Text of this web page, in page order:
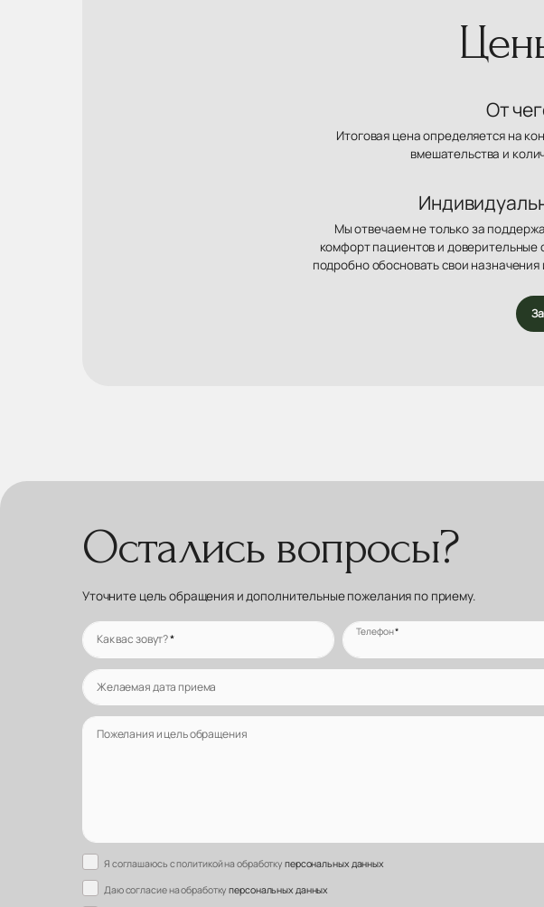
От
Итоговая цена определяется на
вмешательства и
Мы отвечаем не только за
комфорт пациентов и доверительные
подробно обосновать свои
Остались вопросы?
Уточните цель обращения и дополнительные пожелания по приему.
Как вас зовут?* Телефон*
Желаемая дата приема
Пожелания и цель обращения
Я соглашаюсь с политикой на обработкуперсональных данных
Даю согласие на обработкуперсональных данных